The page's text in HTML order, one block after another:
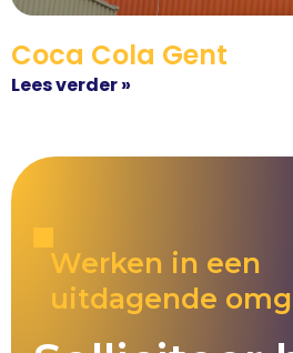
Coca Cola Gent
Lees verder »
Werken in een
uitdagende